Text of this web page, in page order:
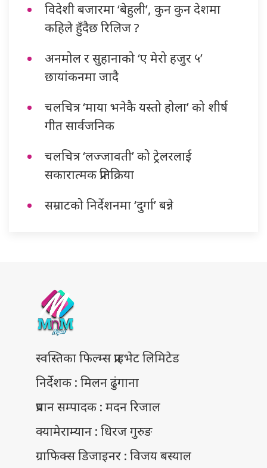
विदेशी बजारमा ‘बेहुली’, कुन कुन देशमा
कहिले हुँदैछ रिलिज ?
अनमोल र सुहानाको ‘ए मेरो हजुर ५’
छायांकनमा जादै
चलचित्र ‘माया भनेकै यस्तो होला’ को शीर्ष
गीत सार्वजनिक
चलचित्र ‘लज्जावती’ को ट्रेलरलाई
सकारात्मक प्रतिक्रिया
सम्राटको निर्देशनमा ‘दुर्गा’ बन्ने
स्वस्तिका फिल्म्स प्राइभेट लिमिटेड
निर्देशक : मिलन ढुंगाना
प्रधान सम्पादक : मदन रिजाल
क्यामेराम्यान : धिरज गुरुङ
ग्राफिक्स डिजाइनर : विजय बस्याल